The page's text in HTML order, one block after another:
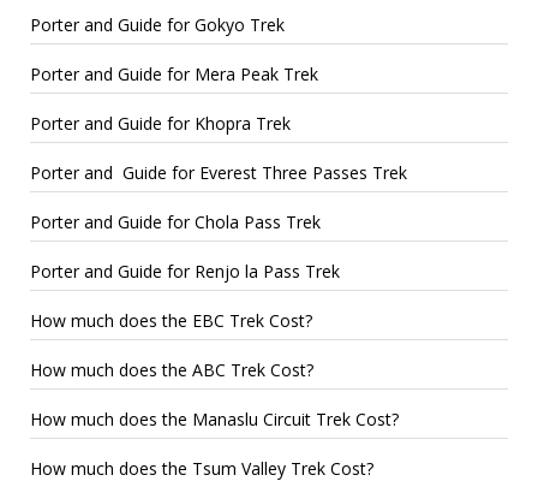
Porter and Guide for Gokyo Trek
Porter and Guide for Mera Peak Trek
Porter and Guide for Khopra Trek
Porter and Guide for Everest Three Passes Trek
Porter and Guide for Chola Pass Trek
Porter and Guide for Renjo la Pass Trek
How much does the EBC Trek Cost?
How much does the ABC Trek Cost?
How much does the Manaslu Circuit Trek Cost?
How much does the Tsum Valley Trek Cost?